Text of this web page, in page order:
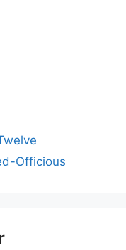
Officious